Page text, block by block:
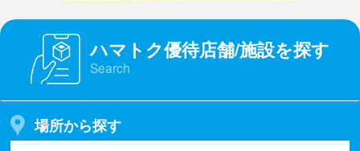
ハマトク優待店舗/施設を探す
Search
場所から探す